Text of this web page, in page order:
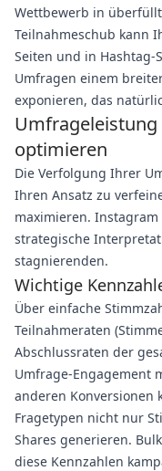
Wettbewerb in
Teilnahmeschub kann
Seiten und in
Umfragen einem
exponieren, das
optimieren
Die Verfolgung Ihrer
Ihren Ansatz zu
maximieren.
strategische
stagnierenden.
Wichtige
Über einfache
Teilnahmeraten
Abschlussraten der
Umfrage-Engagement
anderen Konversionen
Fragetypen nicht nur
Shares generieren.
diese Kennzahlen